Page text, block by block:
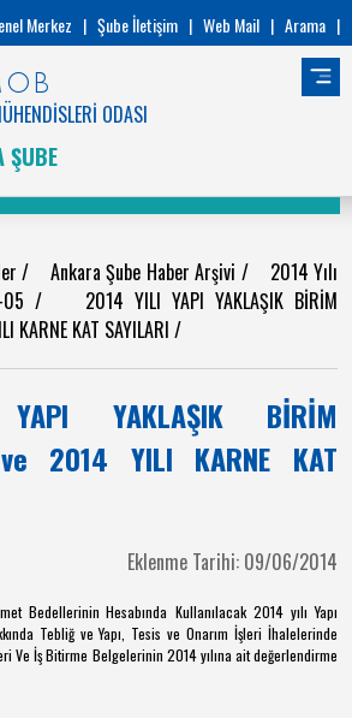
Merkez | Şube İletişim | Web Mail | Arama |
ODASI
ŞUBE
/ Ankara Şube Haber Arşivi / 2014 Yılı
/ 2014 YILI YAPI YAKLAŞIK BİRİM
KARNE KAT SAYILARI /
YAKLAŞIK BİRİM
ve 2014 YILI KARNE KAT
Eklenme Tarihi: 09/06/2014
Bedellerinin Hesabında Kullanılacak 2014 yılı Yapı
Tebliğ veYapı, Tesis ve Onarım İşleri İhalelerinde
Ve İş Bitirme Belgelerinin 2014 yılına ait değerlendirme